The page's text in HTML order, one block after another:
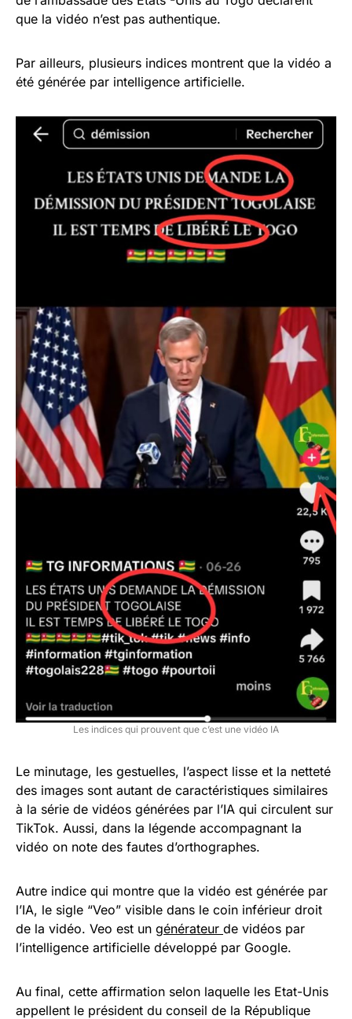
que la vidéo n’est pas authentique.
Par ailleurs, plusieurs indices montrent que la vidéo a
été générée par intelligence artificielle.
Les indices qui prouvent que c’est une vidéo IA
Le minutage, les gestuelles, l’aspect lisse et la netteté
des images sont autant de caractéristiques similaires
à la série de vidéos générées par l’IA qui circulent sur
TikTok. Aussi, dans la légende accompagnant la
vidéo on note des fautes d’orthographes.
Autre indice qui montre que la vidéo est générée par
l’IA, le sigle “Veo” visible dans le coin inférieur droit
de la vidéo. Veo est un générateur de vidéos par
l’intelligence artificielle développé par Google.
Au final, cette affirmation selon laquelle les Etat-Unis
appellent le président du conseil de la République